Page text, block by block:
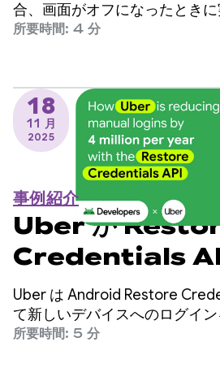
合、画面がオフになったとき
ます。
所要時間: 4 分
18
11 月
2025
事例紹介
Uber が
Credentials
て手動ログイン
万件削減している
Uber は Android Restore
て新しいデバイスへのログイ
グインを年間 400 万件削減し
所要時間: 5 分